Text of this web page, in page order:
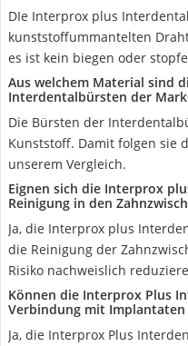
DIe Interprox plus
kunststoffummantelten
es ist kein biegen oder
Aus welchem Material sind
Interdentalbürsten der
Die Bürsten der
Kunststoff. Damit folgen sie
unserem Vergleich.
Eignen sich die Interprox
Reinigung in den
Ja, die Interprox plus
die Reinigung der
Risiko nachweislich
Können die Interprox Plus
Verbindung mit
Ja, die Interprox Plus